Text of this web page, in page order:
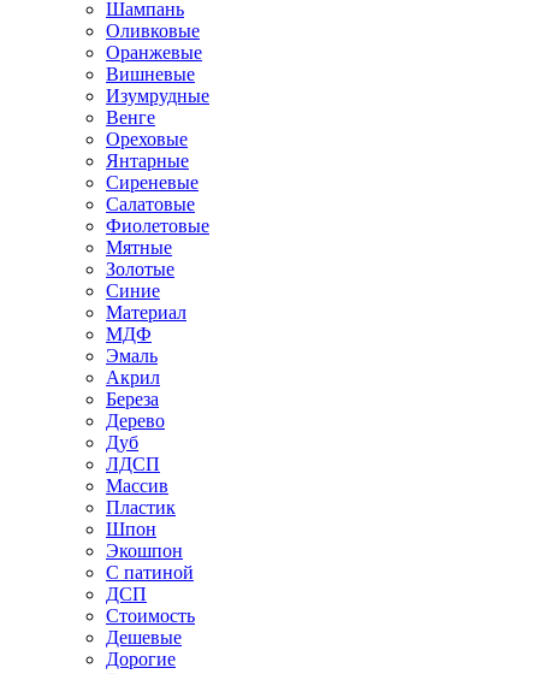
Шампань
Оливковые
Оранжевые
Вишневые
Изумрудные
Венге
Ореховые
Янтарные
Сиреневые
Салатовые
Фиолетовые
Мятные
Золотые
Синие
Материал
МДФ
Эмаль
Акрил
Береза
Дерево
Дуб
ЛДСП
Массив
Пластик
Шпон
Экошпон
С патиной
ДСП
Стоимость
Дешевые
Дорогие